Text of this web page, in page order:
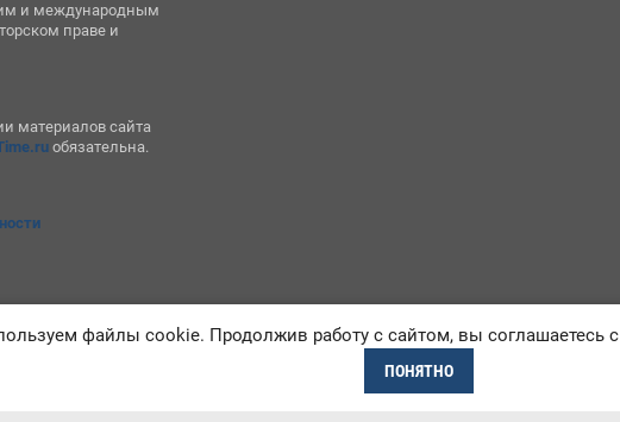
и международным
праве и
материалов сайта
обязательна.
файлы cookie. Продолжив работу с сайтом, вы соглашаетесь с
ПОНЯТНО